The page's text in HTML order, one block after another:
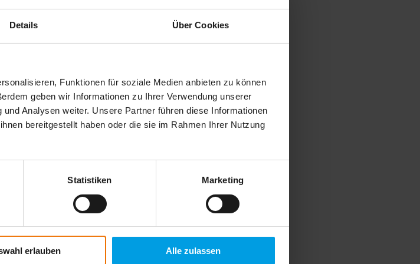
Details Über Cookies
Funktionen für soziale Medien anbieten zu können
geben wir Informationen zu Ihrer Verwendung unserer
Analysen weiter. Unsere Partner führen diese Informationen
bereitgestellt haben oder die sie im Rahmen Ihrer Nutzung
Statistiken Marketing
erlauben Alle zulassen